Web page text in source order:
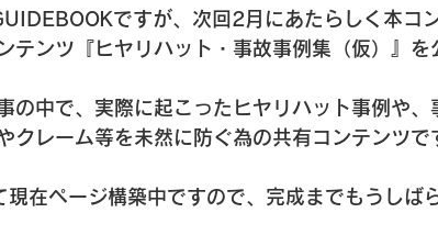
ですが、次回2月にあたらしく本コ
テンツ『ヒヤリハット・事故事例集（仮）』を
の中で、実際に起こったヒヤリハット事例や、
クレーム等を未然に防ぐ為の共有コンテンツで
在ページ構築中ですので、完成までもうしば